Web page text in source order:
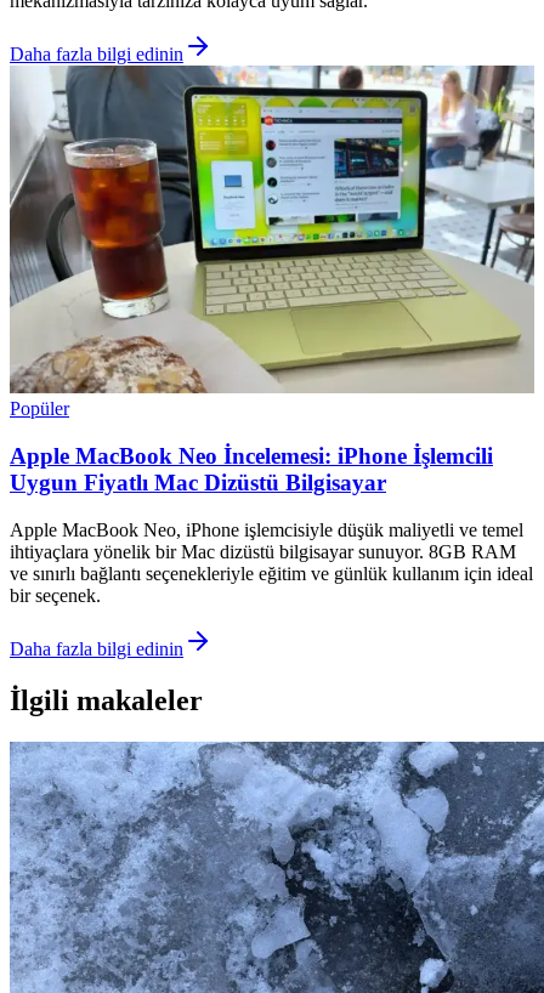
Daha fazla bilgi edinin
Popüler
Apple MacBook Neo İncelemesi: iPhone İşlemcili
Uygun Fiyatlı Mac Dizüstü Bilgisayar
Apple MacBook Neo, iPhone işlemcisiyle düşük maliyetli ve temel
ihtiyaçlara yönelik bir Mac dizüstü bilgisayar sunuyor. 8GB RAM
ve sınırlı bağlantı seçenekleriyle eğitim ve günlük kullanım için ideal
bir seçenek.
Daha fazla bilgi edinin
İlgili makaleler